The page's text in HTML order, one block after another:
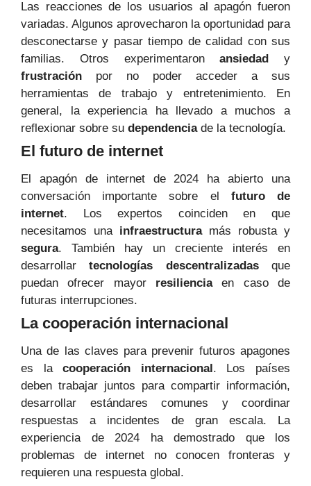
Las reacciones de los usuarios al apagón fueron
variadas. Algunos aprovecharon la oportunidad para
desconectarse y pasar tiempo de calidad con sus
familias. Otros experimentaronansiedad
y
frustración por no poder acceder a sus
herramientas de trabajo y entretenimiento. En
general, la experiencia ha llevado a muchos a
reflexionar sobre su dependenciade la tecnología.
El futuro de internet
El apagón de internet de 2024 ha abierto una
conversación importante sobre el futuro de
internet. Los expertos coinciden en que
necesitamos una infraestructuramás robusta y
segura. También hay un creciente interés en
desarrollartecnologías descentralizadasque
puedan ofrecer mayor resilienciaen caso de
futuras interrupciones.
La cooperación internacional
Una de las claves para prevenir futuros apagones
es lacooperación internacional . Los países
deben trabajar juntos para compartir información,
desarrollar estándares comunes y coordinar
respuestas a incidentes de gran escala. La
experiencia de 2024 ha demostrado que los
problemas de internet no conocen fronteras y
requieren una respuesta global.